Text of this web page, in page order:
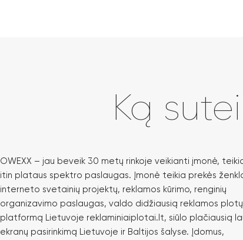
Ką
OWEXX – jau beveik 30 metų rinkoje veikianti įmonė,
itin plataus spektro paslaugas. Įmonė teikia prekės
interneto svetainių projektų, reklamos kūrimo, renginių
organizavimo paslaugas, valdo didžiausią reklamos plotų
platformą Lietuvoje reklaminiaiplotai.lt, siūlo plačiausią
ekranų pasirinkimą Lietuvoje ir Baltijos šalyse. Įdomus,